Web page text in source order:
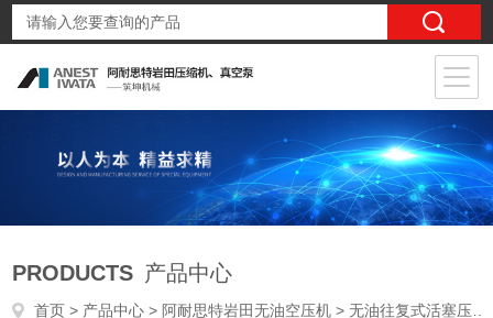
PRODUCTS 产品中心
首页 > 产品中心 > 阿耐思特岩田无油空压机 >无油往复式活塞压缩机